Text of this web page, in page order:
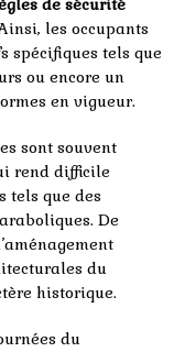
de sécurité
les occupants
spécifiques tels que
ou encore un
en vigueur.
sont souvent
rend difficile
tels que des
De
du
historique.
du